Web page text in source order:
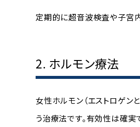
定期的に超音波検査や子宮
2. ホルモン療法
女性ホルモン（エストロゲン
う治療法です。有効性は確